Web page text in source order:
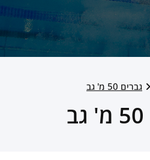
גברים 50 מ' גב